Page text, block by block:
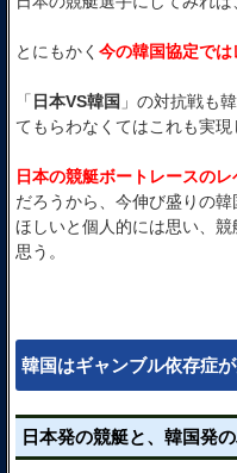
とにもかく 今の韓国協定で
「 日本VS韓国 」の対抗戦も
てもらわなくてはこれも実現
日本の競艇ボートレースのレ
だろうから、今伸び盛りの
ほしいと個人的には思い、
思う。
韓国はギャンブル依存症が
日本発の競艇と、韓国発